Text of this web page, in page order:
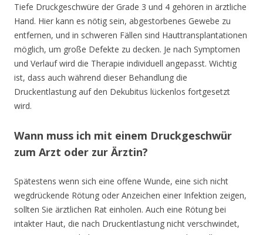
Tiefe Druckgeschwüre der Grade 3 und 4 gehören in ärztliche
Hand. Hier kann es nötig sein, abgestorbenes Gewebe zu
entfernen, und in schweren Fällen sind Hauttransplantationen
möglich, um große Defekte zu decken. Je nach Symptomen
und Verlauf wird die Therapie individuell angepasst. Wichtig
ist, dass auch während dieser Behandlung die
Druckentlastung auf den Dekubitus lückenlos fortgesetzt
wird.
Wann muss ich mit einem Druckgeschwür
zum Arzt oder zur Ärztin?
Spätestens wenn sich eine offene Wunde, eine sich nicht
wegdrückende Rötung oder Anzeichen einer Infektion zeigen,
sollten Sie ärztlichen Rat einholen. Auch eine Rötung bei
intakter Haut, die nach Druckentlastung nicht verschwindet,